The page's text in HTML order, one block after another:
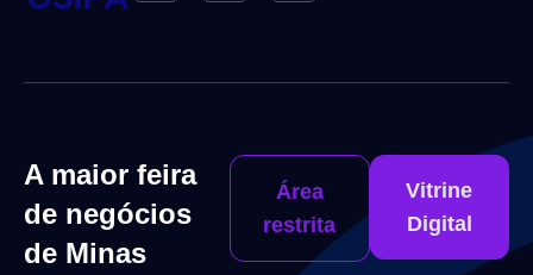
A maior feira
de negócios
de Minas
Área
restrita
Vitrine
Digital